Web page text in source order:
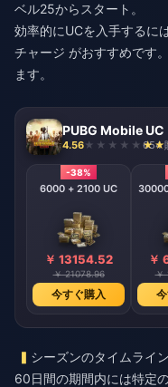
ベル25からスタート。
効率的にUCを入手するに
チャージ がおすすめです
ます。
PUBG Mobile UC
4.56 654
-38%
6000 + 2100 UC
￥ 13154.52
￥ 21078.96
今すぐ購入
￥
￥
シーズンのタイムライ
60日間の期間内には特定